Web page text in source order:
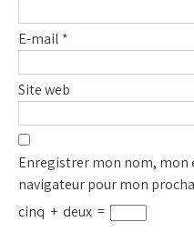
E-mail *
Site web
Enregistrer mon nom, mon
navigateur pour mon
cinq + deux =